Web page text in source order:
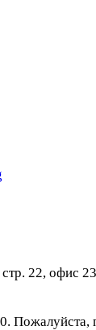
22, офис
Пожалуйста,